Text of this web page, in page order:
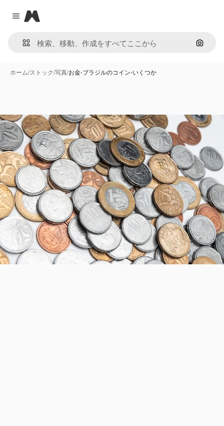
Close menu
Magnific
画像で
ホーム/ストック/写真/お金-ブラジルのコイン-いくつか